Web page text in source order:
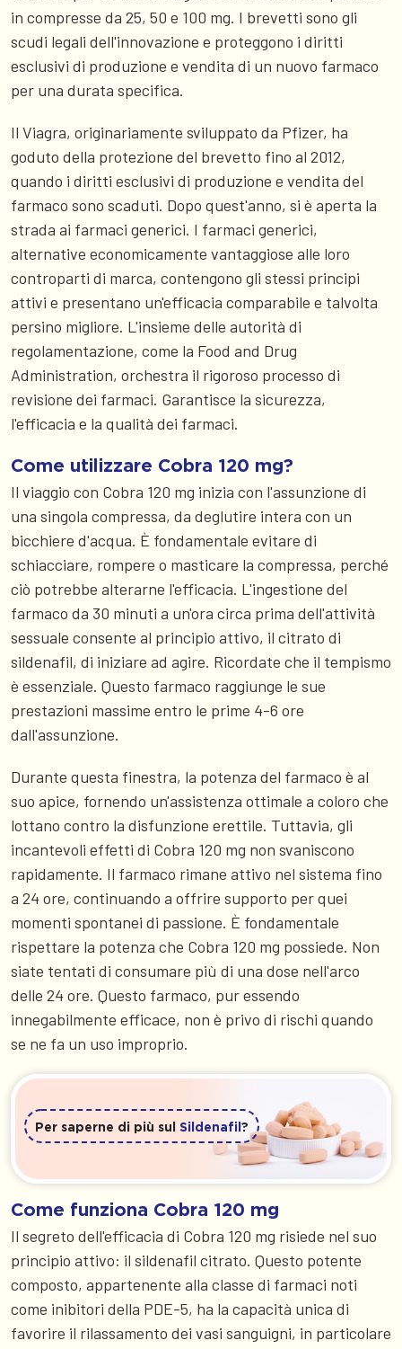
in compresse da 25, 50 e 100 mg. I brevetti sono gli
scudi legali dell'innovazione e proteggono i diritti
esclusivi di produzione e vendita di un nuovo farmaco
per una durata specifica.
Il Viagra, originariamente sviluppato da Pfizer, ha
goduto della protezione del brevetto fino al 2012,
quando i diritti esclusivi di produzione e vendita del
farmaco sono scaduti. Dopo quest'anno, si è aperta la
strada ai farmaci generici. I farmaci generici,
alternative economicamente vantaggiose alle loro
controparti di marca, contengono gli stessi principi
attivi e presentano un'efficacia comparabile e talvolta
persino migliore. L'insieme delle autorità di
regolamentazione, come la Food and Drug
Administration, orchestra il rigoroso processo di
revisione dei farmaci. Garantisce la sicurezza,
l'efficacia e la qualità dei farmaci.
Come utilizzare Cobra 120 mg?
Il viaggio con Cobra 120 mg inizia con l'assunzione di
una singola compressa, da deglutire intera con un
bicchiere d'acqua. È fondamentale evitare di
schiacciare, rompere o masticare la compressa, perché
ciò potrebbe alterarne l'efficacia. L'ingestione del
farmaco da 30 minuti a un'ora circa prima dell'attività
sessuale consente al principio attivo, il citrato di
sildenafil, di iniziare ad agire. Ricordate che il tempismo
è essenziale. Questo farmaco raggiunge le sue
prestazioni massime entro le prime 4-6 ore
dall'assunzione.
Durante questa finestra, la potenza del farmaco è al
suo apice, fornendo un'assistenza ottimale a coloro che
lottano contro la disfunzione erettile. Tuttavia, gli
incantevoli effetti di Cobra 120 mg non svaniscono
rapidamente. Il farmaco rimane attivo nel sistema fino
a 24 ore, continuando a offrire supporto per quei
momenti spontanei di passione. È fondamentale
rispettare la potenza che Cobra 120 mg possiede. Non
siate tentati di consumare più di una dose nell'arco
delle 24 ore. Questo farmaco, pur essendo
innegabilmente efficace, non è privo di rischi quando
se ne fa un uso improprio.
Per saperne di più sul Sildenafil ?
Come funziona Cobra 120 mg
Il segreto dell'efficacia di Cobra 120 mg risiede nel suo
principio attivo: il sildenafil citrato. Questo potente
composto, appartenente alla classe di farmaci noti
come inibitori della PDE-5, ha la capacità unica di
favorire il rilassamento dei vasi sanguigni, in particolare